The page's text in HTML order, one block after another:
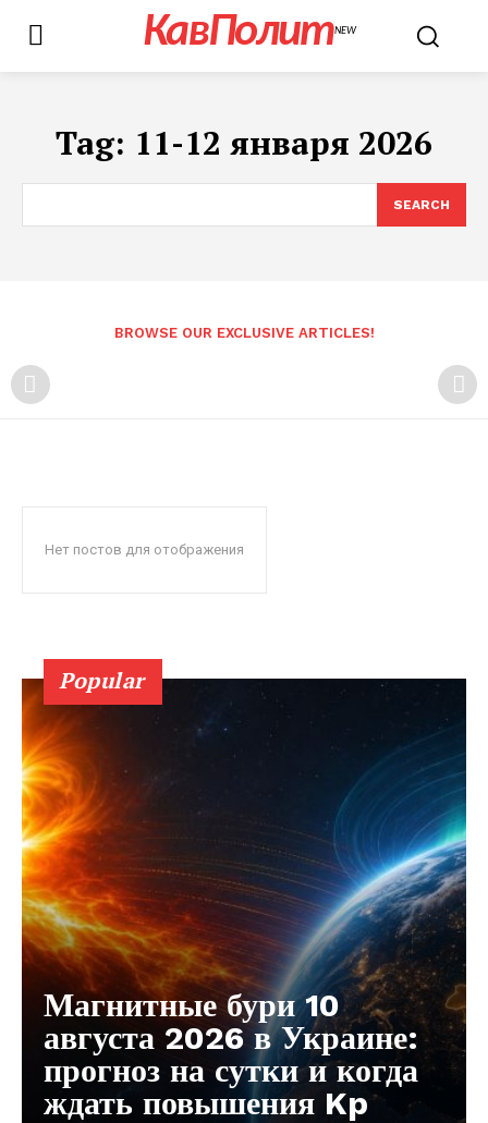
КавПолитNEW
Tag: 11-12 января 2026
SEARCH
BROWSE OUR EXCLUSIVE ARTICLES!
Нет постов для отображения
Popular
Магнитные бури 10
августа 2026 в Украине:
прогноз на сутки и когда
ждать повышения Kp